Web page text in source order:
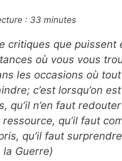
: 33 minutes
critiques que
où vous vous
les occasions où
c’est lorsqu’on
qu’il n’en faut
qu’il faut
qu’il faut
la Guerre)